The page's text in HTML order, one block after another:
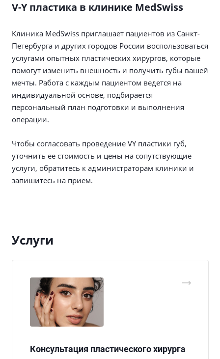
V-Y пластика в клинике MedSwiss
Клиника MedSwiss приглашает пациентов из Санкт-
Петербурга и других городов России воспользоваться
услугами опытных пластических хирургов, которые
помогут изменить внешность и получить губы вашей
мечты. Работа с каждым пациентом ведется на
индивидуальной основе, подбирается
персональный план подготовки и выполнения
операции.
Чтобы согласовать проведение VY пластики губ,
уточнить ее стоимость и цены на сопутствующие
услуги, обратитесь к администраторам клиники и
запишитесь на прием.
Услуги
Консультация пластического хирурга